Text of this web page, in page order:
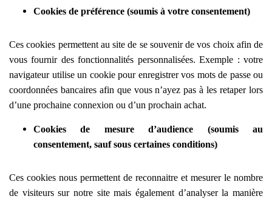
Cookies de préférence (soumis à votre consentement)
Ces cookies permettent au site de se souvenir de vos choix afin de
vous fournir des fonctionnalités personnalisées. Exemple : votre
navigateur utilise un cookie pour enregistrer vos mots de passe ou
coordonnées bancaires afin que vous n’ayez pas à les retaper lors
d’une prochaine connexion ou d’un prochain achat.
Cookies de mesure d’audience (soumis au
consentement, sauf sous certaines conditions)
Ces cookies nous permettent de reconnaitre et mesurer le nombre
de visiteurs sur notre site mais également d’analyser la manière